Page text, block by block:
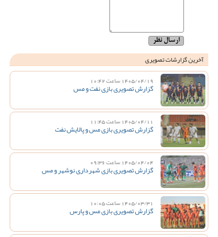
آخرین گزارشات تصویری
1405/04/19 ساعت 10:42
گزارش تصویری بازی نفت و مس
1405/04/11 ساعت 11:45
گزارش تصویری بازی مس و پالایش نفت
1405/04/04 ساعت 09:36
گزارش تصویری بازی شهرداری نوشهر و مس
1405/03/31 ساعت 10:05
گزارش تصویری بازی مس و پارس